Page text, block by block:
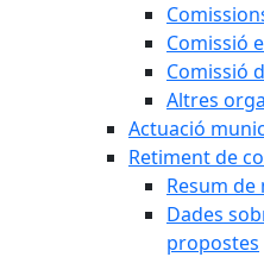
Comissió
Comissió
Altres
Actuació
Retiment de
Resum
Dades
propostes